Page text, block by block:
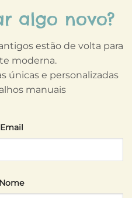
algo novo?
estão de volta para
moderna.
únicas e personalizadas
manuais
Email
Nome